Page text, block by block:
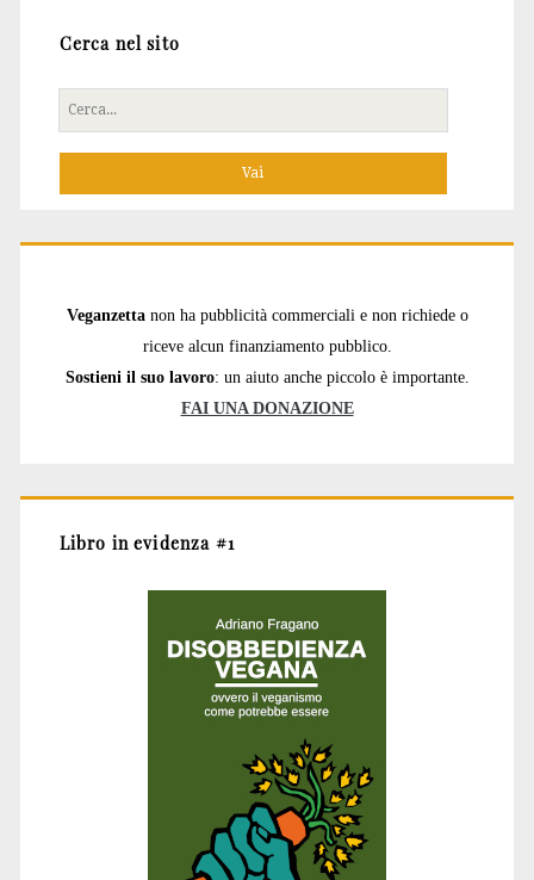
Cerca nel sito
Cerca
per:
Veganzetta non ha pubblicità commerciali e non richiede o
riceve alcun finanziamento pubblico.
Sostieni il suo lavoro: un aiuto anche piccolo è importante.
FAI UNA DONAZIONE
Libro in evidenza #1